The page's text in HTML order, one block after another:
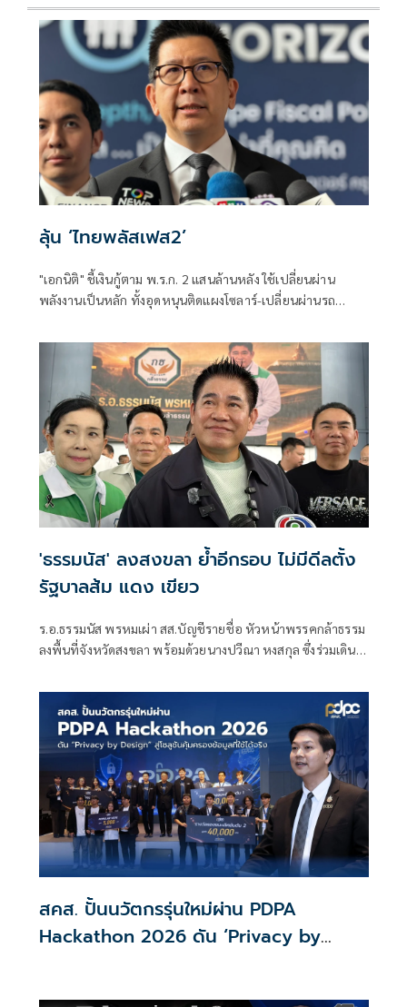
ลุ้น ‘ไทยพลัสเฟส2’
"เอกนิติ" ชี้เงินกู้ตาม พ.ร.ก. 2 แสนล้านหลัง ใช้เปลี่ยนผ่าน
พลังงานเป็นหลัก ทั้งอุดหนุนติดแผงโซลาร์-เปลี่ยนผ่านรถ
พร้อมให้ใช้กับไทยเที่ยวไทยพลัส ส่วนไทยช่วยไทยพลัส เฟส 2
รอประเมินความเหมาะสม นายกฯ เผยจะพยายาม
'ธรรมนัส' ลงสงขลา ย้ำอีกรอบ ไม่มีดีลตั้ง
รัฐบาลส้ม แดง เขียว
ร.อ.ธรรมนัส พรหมเผ่า สส.บัญชีรายชื่อ หัวหน้าพรรคกล้าธรรม
ลงพื้นที่จังหวัดสงขลา พร้อมด้วยนางปวีณา หงสกุล ซึ่งร่วมเดิน
ณ ที่ทำการนายเดชอิศม์ โดยมีการประชุมหารือแนวทางการ
ทำงานและขับเคลื่อนนโยบายในพื้นที่ ก่อนเดินทางต่อไปยัง
จังหวัดพัทลุง
สคส. ปั้นนวัตกรรุ่นใหม่ผ่าน PDPA
Hackathon 2026 ดัน ‘Privacy by